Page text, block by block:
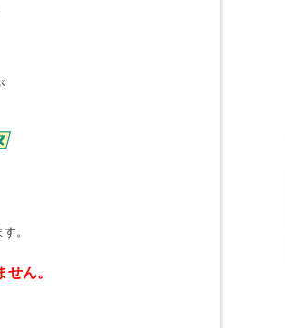
。
ん。